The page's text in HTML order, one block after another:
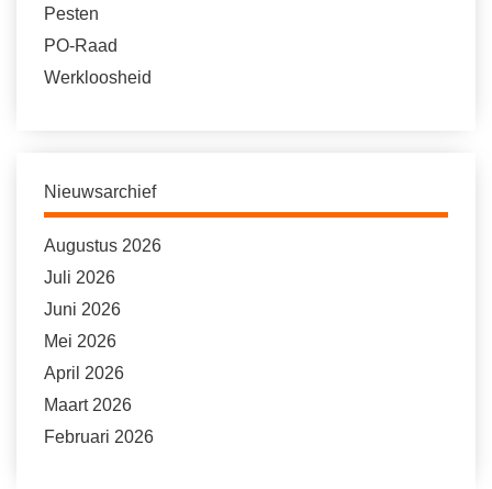
Pesten
PO-Raad
Werkloosheid
Nieuwsarchief
Augustus 2026
Juli 2026
Juni 2026
Mei 2026
April 2026
Maart 2026
Februari 2026